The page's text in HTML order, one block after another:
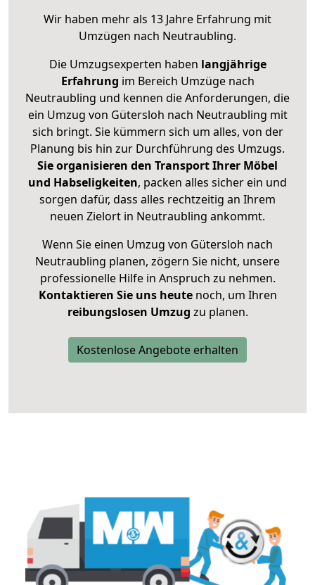
Wir haben mehr als 13 Jahre Erfahrung mit
Umzügen nach Neutraubling.
Die Umzugsexperten haben langjährige
Erfahrung im Bereich Umzüge nach
Neutraubling und kennen die Anforderungen, die
ein Umzug von Gütersloh nach Neutraubling mit
sich bringt. Sie kümmern sich um alles, von der
Planung bis hin zur Durchführung des Umzugs.
Sie organisieren den Transport Ihrer Möbel
und Habseligkeiten, packen alles sicher ein und
sorgen dafür, dass alles rechtzeitig an Ihrem
neuen Zielort in Neutraubling ankommt.
Wenn Sie einen Umzug von Gütersloh nach
Neutraubling planen, zögern Sie nicht, unsere
professionelle Hilfe in Anspruch zu nehmen.
Kontaktieren Sie uns heutenoch, um Ihren
reibungslosen Umzug zu planen.
Kostenlose Angebote erhalten